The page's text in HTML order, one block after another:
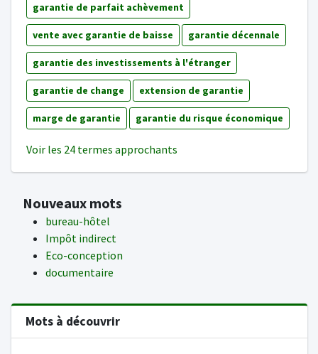
garantie de parfait achèvement
vente avec garantie de baisse garantie décennale
garantie des investissements à l'étranger
garantie de change extension de garantie
marge de garantie garantie du risque économique
Voir les 24 termes approchants
Nouveaux mots
bureau-hôtel
Impôt indirect
Eco-conception
documentaire
Mots à découvrir